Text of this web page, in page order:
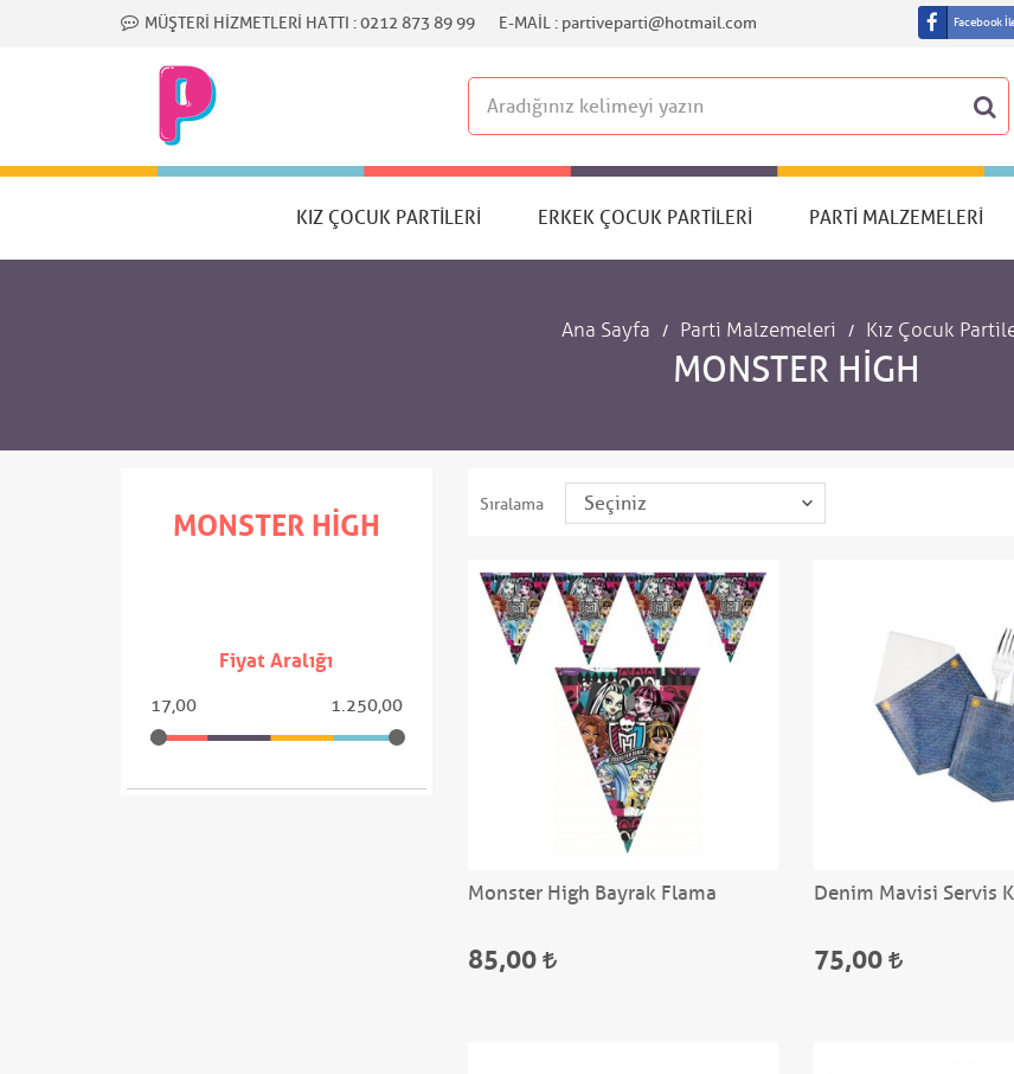
MÜŞTERI HIZMETLERI HATTI :0212 873 89 99 E-MAIL : partiveparti@hotmail.com Facebook
KIZ ÇOCUK PARTILERI ERKEK ÇOCUK PARTILERI PARTI MALZEMELERI
Ana Sayfa Parti Malzemeleri Kız Çocuk
MONSTER HIGH
MONSTER HIGH
Fiyat Aralığı
17,00 1.250,00
Sıralama
Monster High Bayrak Flama
85,00
Denim Mavisi Servis
75,00